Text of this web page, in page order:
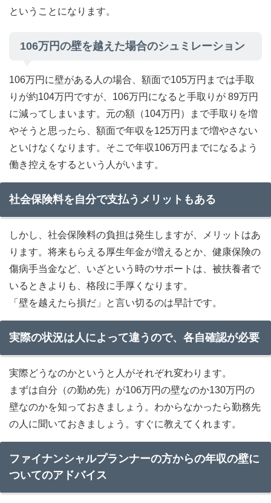
ということになります。
106万円の壁を越えた場合のシュミレーション
106万円に壁がある人の場合、額面で105万円までは手取
りが約104万円ですが、106万円になると手取りが 89万円
に減ってしまいます。元の額（104万円）まで手取りを増
やそうと思ったら、額面で年収を125万円まで増やさない
といけなくなります。そこで年収106万円までになるよう
働き控えをするという人がいます。
社会保険料を自分で支払うメリットもある
しかし、社会保険料の負担は発生しますが、メリットはあ
ります。将来もらえる厚生年金が増えるとか、健康保険の
傷病手当金など、いざという時のサポートは、被扶養者で
いるときよりも、格段に手厚くなります。
「壁を越えたら損だ」と言い切るのは早計です。
実際の状況は人によって違うので、各自確認が必要
実際どうなのかというと人がそれぞれ変わります。
まずは自分（の勤め先）が106万円の壁なのか130万円の
壁なのかを知っておきましょう。わからなかったら勤務先
の人に聞いておきましょう。すぐに教えてくれます。
ファイナンシャルプランナーの方からの年収の壁に
ついてのアドバイス